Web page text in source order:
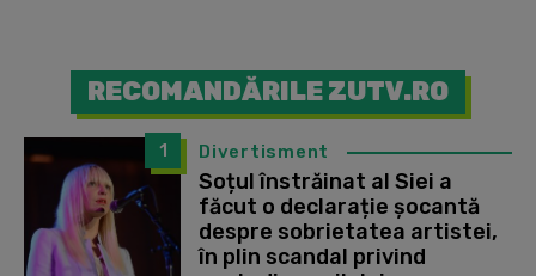
RECOMANDĂRILE ZUTV.RO
1 Divertisment
Soțul înstrăinat al Siei a
făcut o declarație șocantă
despre sobrietatea artistei,
în plin scandal privind